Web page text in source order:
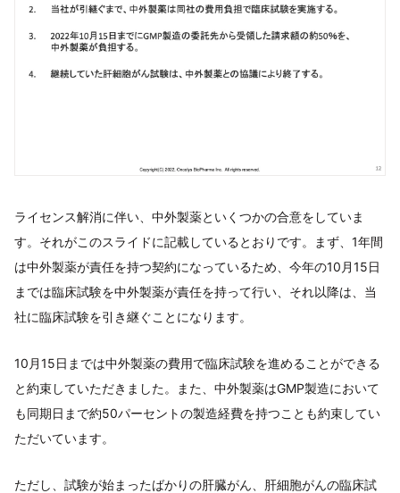
ライセンス解消に伴い、中外製薬といくつかの合意をしていま
す。それがこのスライドに記載しているとおりです。まず、1年間
は中外製薬が責任を持つ契約になっているため、今年の10月15日
までは臨床試験を中外製薬が責任を持って行い、それ以降は、当
社に臨床試験を引き継ぐことになります。
10月15日までは中外製薬の費用で臨床試験を進めることができる
と約束していただきました。また、中外製薬はGMP製造において
も同期日まで約50パーセントの製造経費を持つことも約束してい
ただいています。
ただし、試験が始まったばかりの肝臓がん、肝細胞がんの臨床試